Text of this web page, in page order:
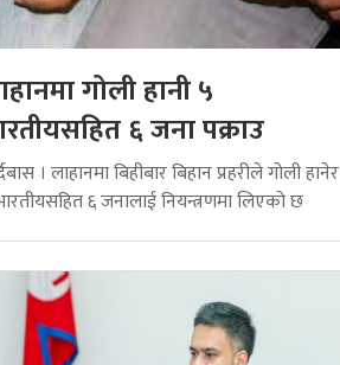
गोली हानी ५
६ जना पक्राउ
। लाहानमा बिहीबार बिहान प्रहरीले गोली हानेर
६ जनालाई नियन्त्रणमा लिएको छ